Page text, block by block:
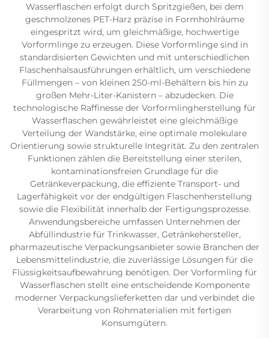
Wasserflaschen erfolgt durch Spritzgießen, bei dem
geschmolzenes PET-Harz präzise in Formhohlräume
eingespritzt wird, um gleichmäßige, hochwertige
Vorformlinge zu erzeugen. Diese Vorformlinge sind in
standardisierten Gewichten und mit unterschiedlichen
Flaschenhalsausführungen erhältlich, um verschiedene
Füllmengen – von kleinen 250-ml-Behältern bis hin zu
großen Mehr-Liter-Kanistern – abzudecken. Die
technologische Raffinesse der Vorformlingherstellung für
Wasserflaschen gewährleistet eine gleichmäßige
Verteilung der Wandstärke, eine optimale molekulare
Orientierung sowie strukturelle Integrität. Zu den zentralen
Funktionen zählen die Bereitstellung einer sterilen,
kontaminationsfreien Grundlage für die
Getränkeverpackung, die effiziente Transport- und
Lagerfähigkeit vor der endgültigen Flaschenherstellung
sowie die Flexibilität innerhalb der Fertigungsprozesse.
Anwendungsbereiche umfassen Unternehmen der
Abfüllindustrie für Trinkwasser, Getränkehersteller,
pharmazeutische Verpackungsanbieter sowie Branchen der
Lebensmittelindustrie, die zuverlässige Lösungen für die
Flüssigkeitsaufbewahrung benötigen. Der Vorformling für
Wasserflaschen stellt eine entscheidende Komponente
moderner Verpackungslieferketten dar und verbindet die
Verarbeitung von Rohmaterialien mit fertigen
Konsumgütern.